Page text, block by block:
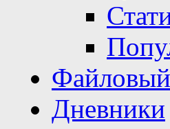
Дневники